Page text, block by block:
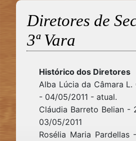
Diretores de
3ª Vara
Histórico dos Diretores
Alba Lúcia da Câmara
- 04/05/2011 - atual.
Cláudia Barreto Belian -
03/05/2011
Rosélia Maria Pardellas